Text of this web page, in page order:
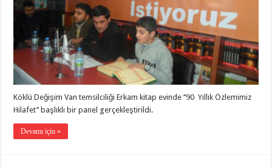
Köklü Değişim Van temsilciliği Erkam kitap evinde ‘’90 Yıllık Özlemimiz
Hilafet’’ başlıklı bir panel gerçekleştirildi.
Devamı için »